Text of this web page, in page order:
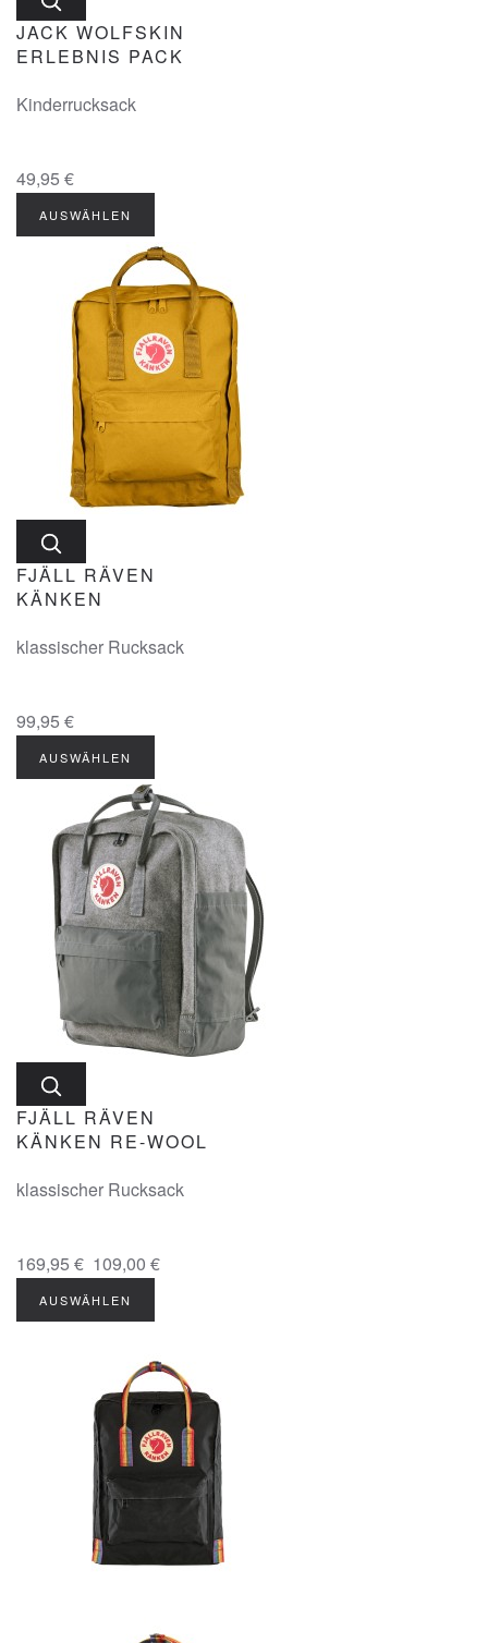
JACK WOLFSKIN
ERLEBNIS PACK
Kinderrucksack
49,95 €
AUSWÄHLEN
FJÄLL RÄVEN
KÄNKEN
klassischer Rucksack
99,95 €
AUSWÄHLEN
FJÄLL RÄVEN
KÄNKEN RE-WOOL
klassischer Rucksack
169,95 € 109,00 €
AUSWÄHLEN